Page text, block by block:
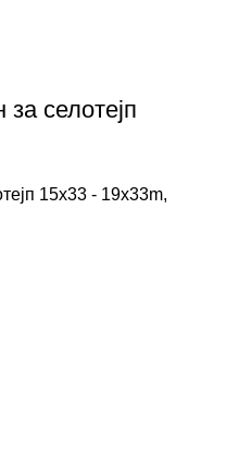
селотејп
15x33 - 19x33m,